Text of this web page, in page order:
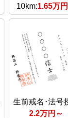
10km:1.65万
生前戒名･法号
2.2万円～